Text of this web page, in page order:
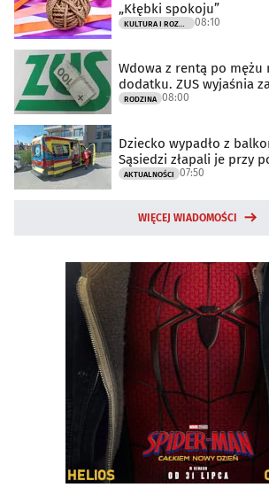
„Kłębki spokoju”
08:10
Wdowa z rentą po mężu
dodatku. ZUS wyjaśnia
RODZINA 08:00
Dziecko wypadło z
Sąsiedzi złapali je przy
AKTUALNOŚCI 07:50
WIĘCEJ WIADOMOŚCI